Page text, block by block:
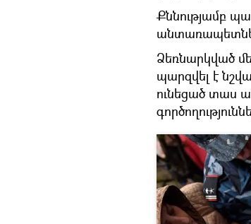
Քննությամբ
Ձեռնարկված
պարզվել է
ունեցած տաս